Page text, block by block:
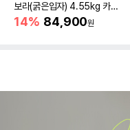
보라(굵은입자) 4.55kg 카사
바모래
14% 84,900원